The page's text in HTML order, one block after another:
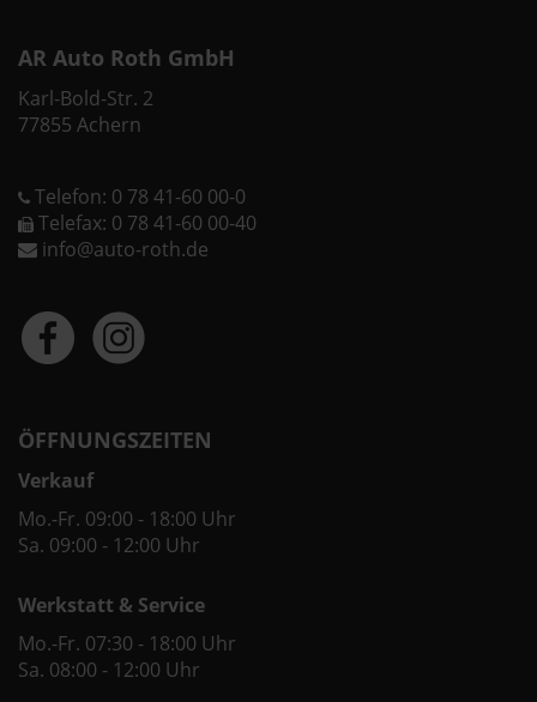
AR Auto Roth GmbH
Karl-Bold-Str. 2
77855 Achern
Telefon: 0 78 41-60 00-0
Telefax: 0 78 41-60 00-40
info@auto-roth.de
ÖFFNUNGSZEITEN
Verkauf
Mo.-Fr. 09:00 - 18:00 Uhr
Sa. 09:00 - 12:00 Uhr
Werkstatt & Service
Mo.-Fr. 07:30 - 18:00 Uhr
Sa. 08:00 - 12:00 Uhr